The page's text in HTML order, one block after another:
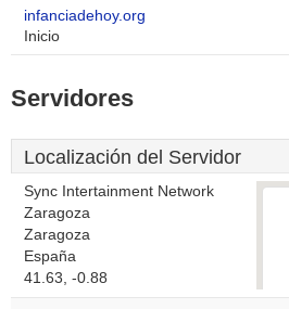
infanciadehoy.org
Inicio
Servidores
Localización del Servidor
Sync Intertainment Network
Zaragoza
Zaragoza
España
41.63, -0.88